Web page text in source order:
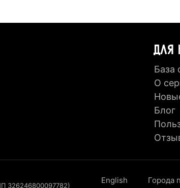
ДЛЯ
База
О
Блог
326246800097782)
English Города